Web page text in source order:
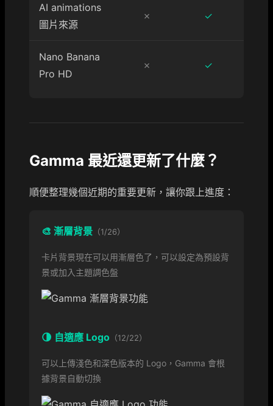
AI animations
圖片來源
✗ ✓
Nano Banana
Pro HD
✗ ✓
Gamma 最近還更新了什麼？
順便整理幾個近期的重要更新，讓你跟上進度：
🎨 漸層背景 （1/26）
卡片背景現在可以用漸層色了，可以設定為預設背
景或加入主題調色盤
🌗 自適應 Logo （12/22）
可以上傳淺色和深色版本的 Logo，Gamma 會根
據背景自動切換